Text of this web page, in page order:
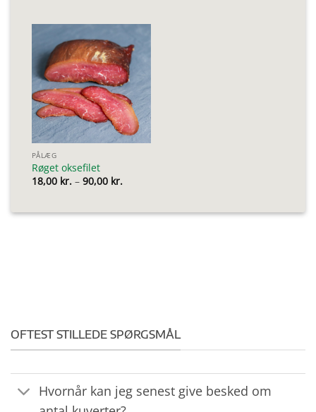
PÅLÆG
Røget oksefilet
18,00 kr. – 90,00 kr.Prisinterval:
18,00 kr.
OFTEST STILLEDE SPØRGSMÅL
Hvornår kan jeg senest give besked om